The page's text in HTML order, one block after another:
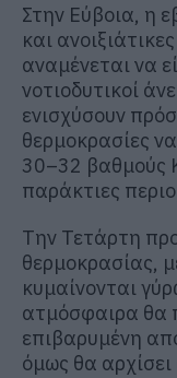
Στην Εύβοια, η
και
αναμένεται να
νοτιοδυτικοί
ενισχύσουν
θερμοκρασίες
30–32 βαθμούς
παράκτιες
Την Τετάρτη
θερμοκρασίας,
κυμαίνονται
ατμόσφαιρα θα
επιβαρυμένη
όμως θα